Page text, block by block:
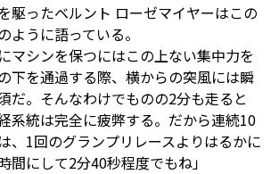
駆ったベルント ローゼマイヤーはこの
ように語っている。
マシンを保つにはこの上ない集中力を
下を通過する際、横からの突風には瞬
だ。そんなわけでものの2分も走ると
系統は完全に疲弊する。だから連続10
、1回のグランプリレースよりはるかに
間にして2分40秒程度でもね」